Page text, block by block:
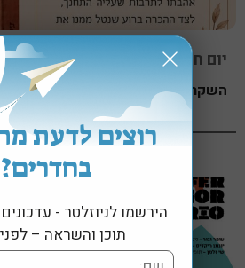
יום חמישי, 13 אוגוסט 2026 בשעה 19:30
השקת הספר "לב בארץ אסורה" מאת
רוצים לדעת
בחדרים?
הירשמו לניוזלטר -
תוכן והשראה –